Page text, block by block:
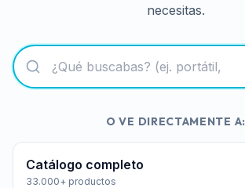
necesitas.
O VE DIRECTAMENTE A:
Catálogo completo
33.000+ productos